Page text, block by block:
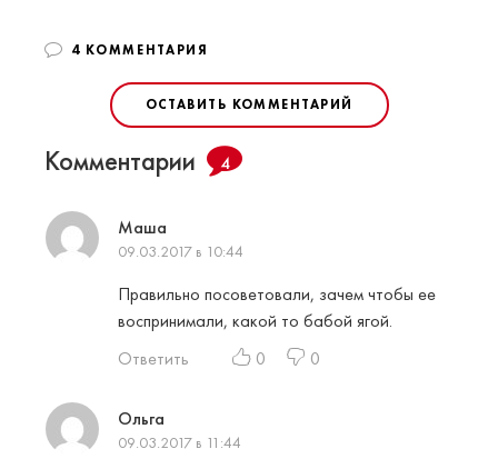
4 КОММЕНТАРИЯ
ОСТАВИТЬ КОММЕНТАРИЙ
Комментарии 4
Маша
09.03.2017 в 10:44
Правильно посоветовали, зачем чтобы ее
воспринимали, какой то бабой ягой.
Ответить
0 0
Ольга
09.03.2017 в 11:44